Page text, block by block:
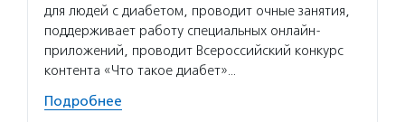
для людей с диабетом, проводит очные занятия,
поддерживает работу специальных онлайн-
приложений, проводит Всероссийский конкурс
контента «Что такое диабет»…
Подробнее